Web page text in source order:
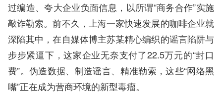
过编造、夸大企业负面信息，以所谓“商务合作”实施
敲诈勒索。前不久，上海一家快速发展的咖啡企业就
深陷其中，在自媒体博主苏某精心编织的谣言陷阱与
步步紧逼下，这家企业无奈支付了22.5万元的“封口
费”。伪造数据、制造谣言、精准勒索，这些“网络黑
嘴”正在成为营商环境的新型毒瘤。